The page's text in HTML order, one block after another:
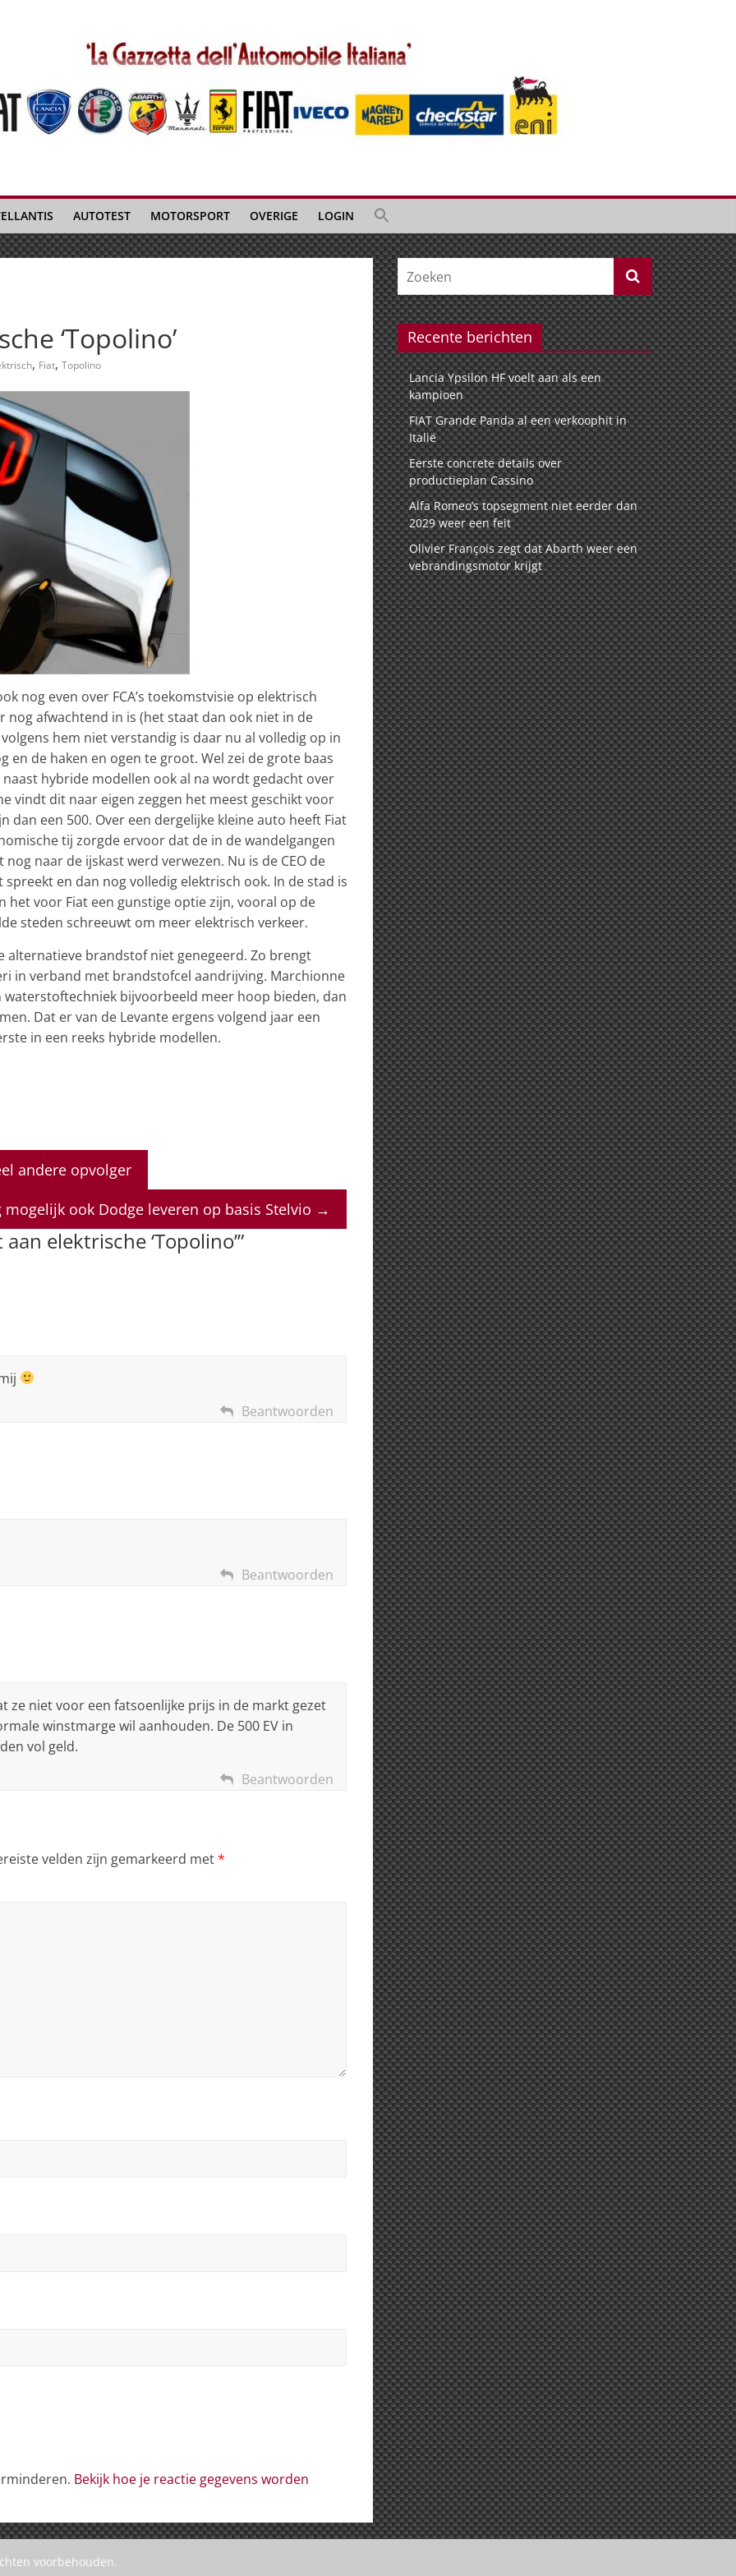
AUTOTEST MOTORSPORT OVERIGE LOGIN
‘Topolino’
, Fiat, Topolino
nog even over FCA’s toekomstvisie op elektrisch
nog afwachtend in is (het staat dan ook niet in de
hem niet verstandig is daar nu al volledig op in
en de haken en ogen te groot. Wel zei de grote baas
hybride modellen ook al na wordt gedacht over
vindt dit naar eigen zeggen het meest geschikt voor
dan een 500. Over een dergelijke kleine auto heeft Fiat
tij zorgde ervoor dat de in de wandelgangen
naar de ijskast werd verwezen. Nu is de CEO de
en dan nog volledig elektrisch ook. In de stad is
voor Fiat een gunstige optie zijn, vooral op de
steden schreeuwt om meer elektrisch verkeer.
alternatieve brandstof niet genegeerd. Zo brengt
in verband met brandstofcel aandrijving. Marchionne
bijvoorbeeld meer hoop bieden, dan
Dat er van de Levante ergens volgend jaar een
in een reeks hybride modellen.
andere opvolger
mogelijk ook Dodge leveren op basis Stelvio →
elektrische ‘Topolino’”
Beantwoorden
Beantwoorden
ze niet voor een fatsoenlijke prijs in de markt gezet
winstmarge wil aanhouden. De 500 EV in
vol geld.
Beantwoorden
velden zijn gemarkeerd met*
Bekijk hoe je reactie gegevens worden
Recente berichten
Lancia Ypsilon HF voelt aan als een
kampioen
FIAT Grande Panda al een verkoophit in
Italië
Eerste concrete details over
productieplan Cassino
Alfa Romeo’s topsegment niet eerder dan
2029 weer een feit
Olivier François zegt dat Abarth weer een
vebrandingsmotor krijgt
voorbehouden.